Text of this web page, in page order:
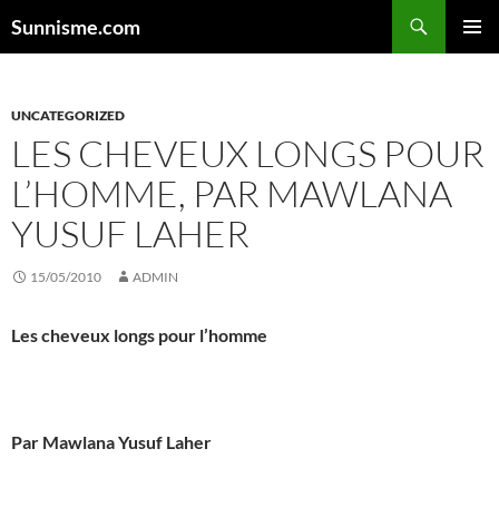
auSunnisme.com
UNCATEGORIZED
LES CHEVEUX LONGS POUR
L’HOMME, PAR MAWLANA
YUSUF LAHER
15/05/2010 ADMIN
Les cheveux longs pour l’homme
Par MawlanaYusuf Laher